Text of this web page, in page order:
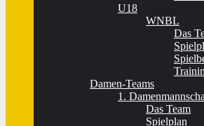
U18
WNBL
Das
Damen-Teams
1.
Das Team
Spielplan